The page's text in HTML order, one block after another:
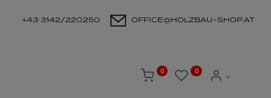
+43 3142/220250 OFFICE@HOLZBAU-SHOP.AT
0 0